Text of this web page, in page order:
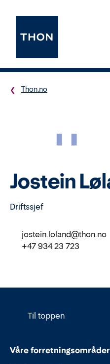
Thon.no
JL
Jostein
Driftssjef
jostein.loland@thon.no
+47 934 23 723
Til toppen
Våre forretningsområder